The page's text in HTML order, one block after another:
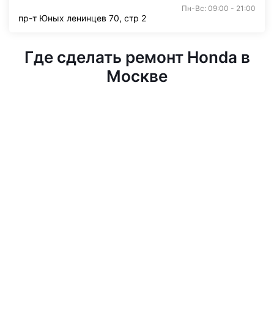
Пн-Вс: 09:00 - 21:00
пр-т Юных ленинцев 70, стр 2
Где сделать ремонт Honda в
Москве